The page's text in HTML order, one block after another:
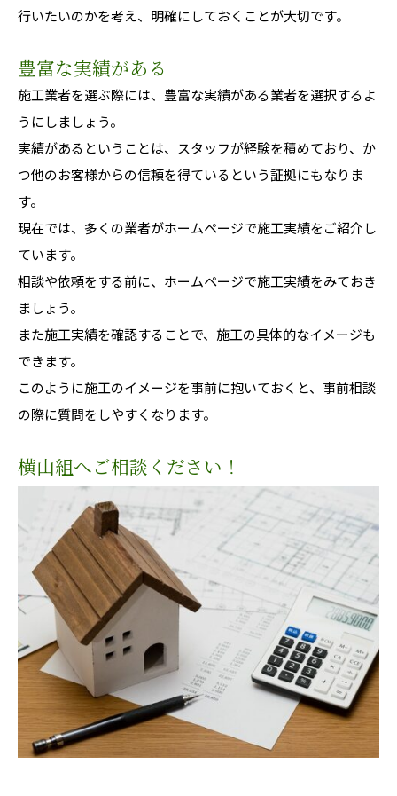
行いたいのかを考え、明確にしておくことが大切です。
豊富な実績がある
施工業者を選ぶ際には、豊富な実績がある業者を選択するよ
うにしましょう。
実績があるということは、スタッフが経験を積めており、か
つ他のお客様からの信頼を得ているという証拠にもなりま
す。
現在では、多くの業者がホームページで施工実績をご紹介し
ています。
相談や依頼をする前に、ホームページで施工実績をみておき
ましょう。
また施工実績を確認することで、施工の具体的なイメージも
できます。
このように施工のイメージを事前に抱いておくと、事前相談
の際に質問をしやすくなります。
横山組へご相談ください！